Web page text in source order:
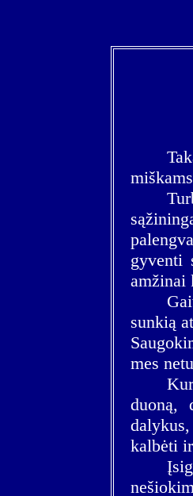
gyventi
amžinai
sunkią
mes
duoną,
kalbėti